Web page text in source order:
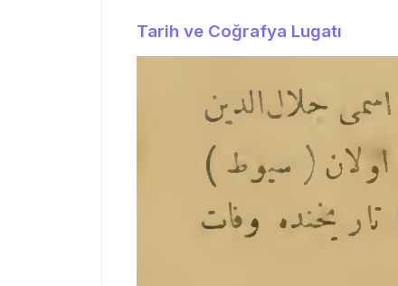
Tarih ve Coğrafya Lugatı